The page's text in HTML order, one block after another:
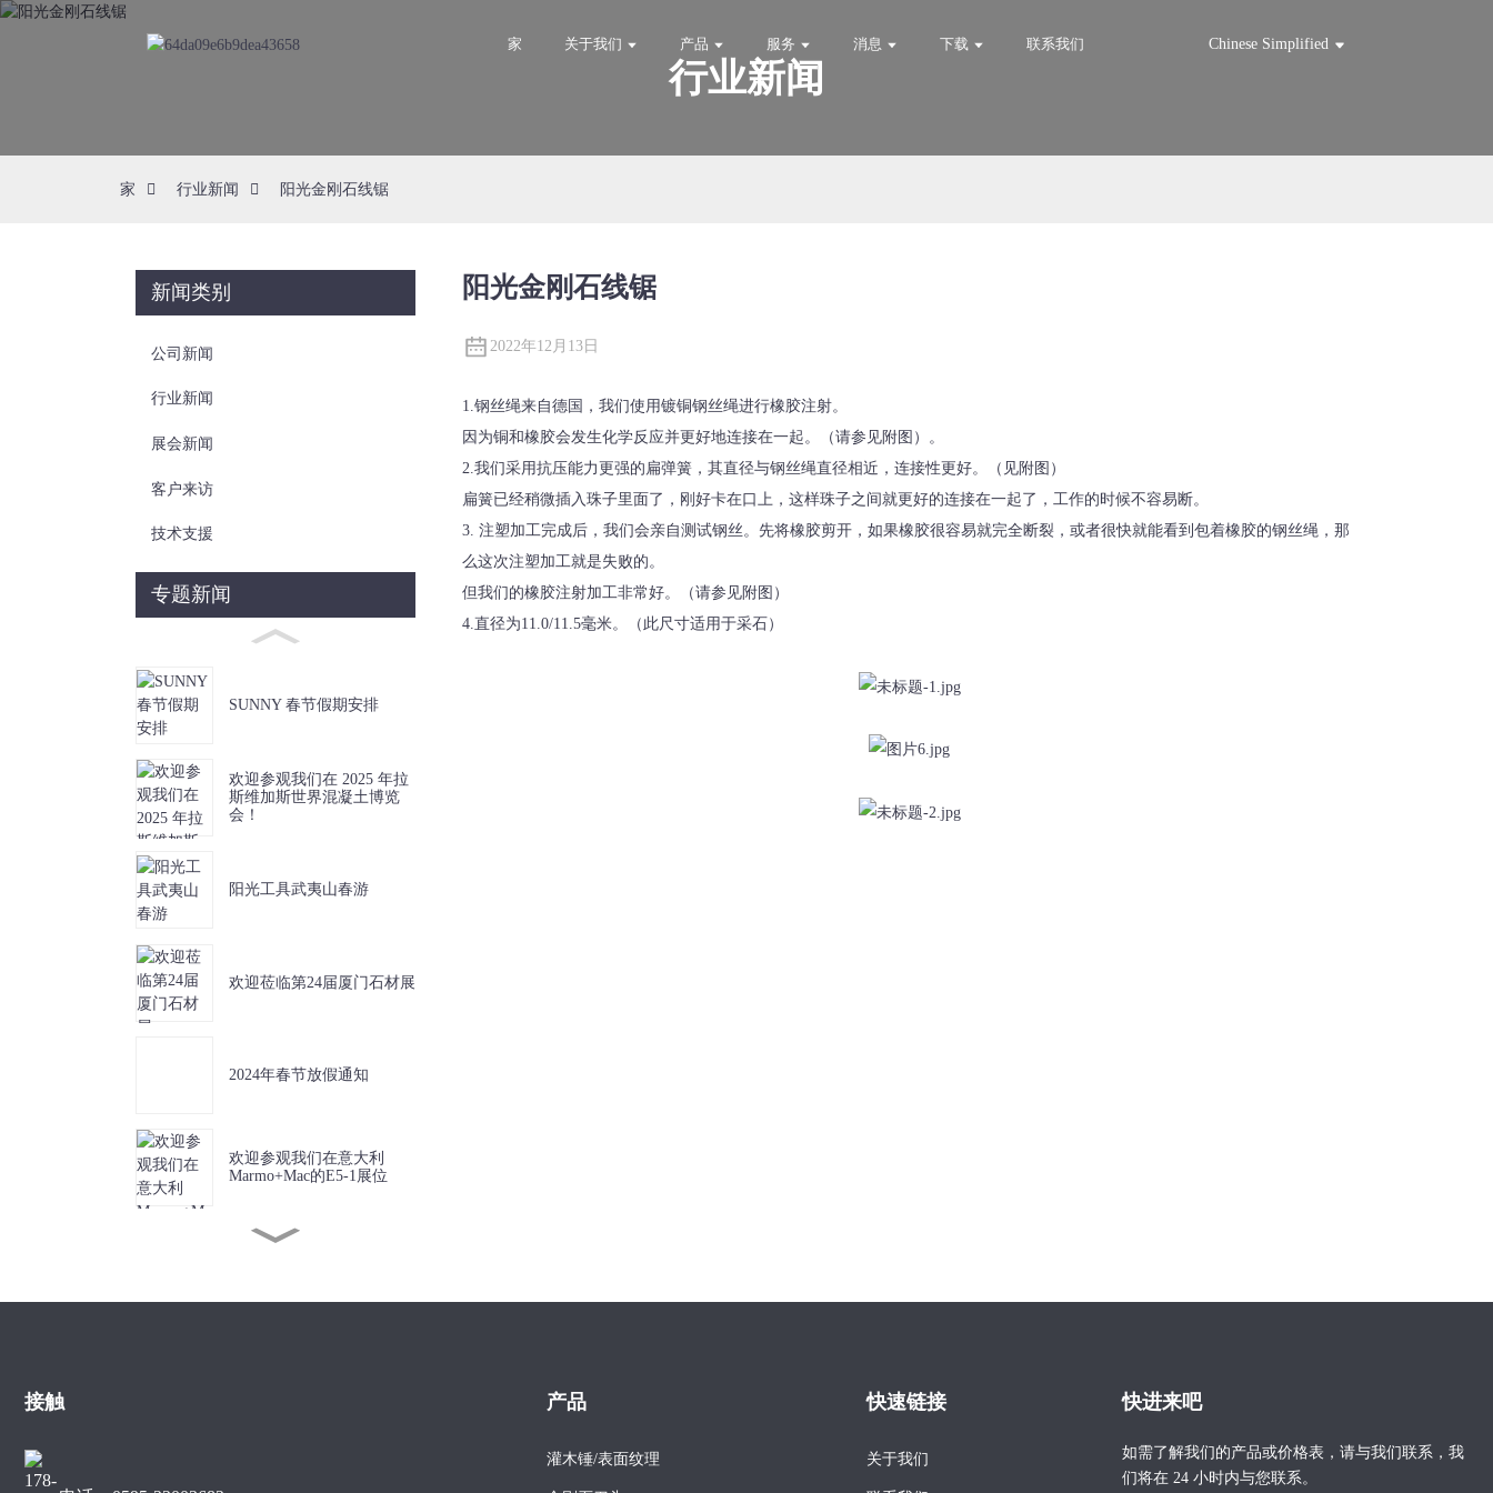
家 关于我们 产品 服务 消息 下载 联系我们 Chinese Simplified
行业新闻
家 行业新闻 阳光金刚石线锯
新闻类别
公司新闻
行业新闻
展会新闻
客户来访
技术支援
专题新闻
SUNNY 春节假期安排
欢迎参观我们在 2025 年拉
斯维加斯世界混凝土博览
会！
阳光工具武夷山春游
欢迎莅临第24届厦门石材展
2024年春节放假通知
欢迎参观我们在意大利
Marmo+Mac的E5-1展位
阳光金刚石线锯
2022年12月13日
1.钢丝绳来自德国，我们使用镀铜钢丝绳进行橡胶注射。
因为铜和橡胶会发生化学反应并更好地连接在一起。（请参见附图）。
2.我们采用抗压能力更强的扁弹簧，其直径与钢丝绳直径相近，连接性更好。（见附图）
扁簧已经稍微插入珠子里面了，刚好卡在口上，这样珠子之间就更好的连接在一起了，工作的时候不容易断。
3. 注塑加工完成后，我们会亲自测试钢丝。先将橡胶剪开，如果橡胶很容易就完全断裂，或者很快就能看到包着橡胶的钢丝绳，那
么这次注塑加工就是失败的。
但我们的橡胶注射加工非常好。（请参见附图）
4.直径为11.0/11.5毫米。（此尺寸适用于采石）
接触 产品
灌木锤/表面纹理
快速链接
关于我们
快进来吧
如需了解我们的产品或价格表，请与我们联系，我
们将在 24 小时内与您联系。